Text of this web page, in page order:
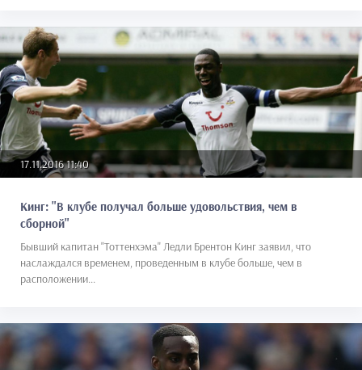
17.11.2016 11:40
Кинг: "В клубе получал больше удовольствия, чем в
сборной"
Бывший капитан "Тоттенхэма" Ледли Брентон Кинг заявил, что
наслаждался временем, проведенным в клубе больше, чем в
расположении...